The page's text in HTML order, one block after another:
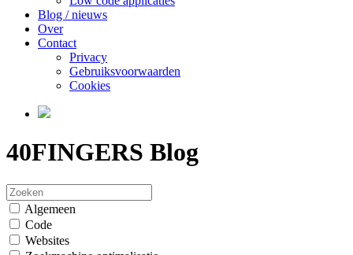
Blog / nieuws
Over
Contact
Privacy
Gebruiksvoorwaarden
Cookies
40FINGERS Blog
Algemeen
Code
Websites